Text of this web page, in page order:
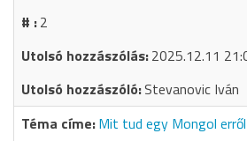
2
2025.12.11
Stevanovic Iván
Mit tud egy Mongol